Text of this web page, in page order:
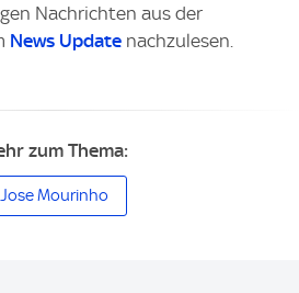
Nachrichten aus der
News Update nachzulesen.
zum Thema:
Jose Mourinho